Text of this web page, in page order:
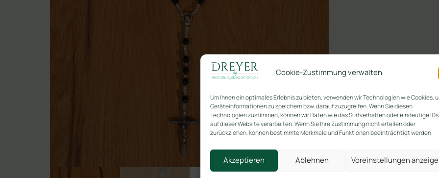
Cookie-Zustimmung verwalten
Um Ihnen ein optimales Erlebnis zu bieten, verwenden wir Technologien wie Cookies,
Geräteinformationen zu speichern bzw. darauf zuzugreifen. Wenn Sie diesen
Technologien zustimmen, können wir Daten wie das Surfverhalten oder eindeutige IDs
auf dieser Website verarbeiten. Wenn Sie Ihre Zustimmung nicht erteilen oder
zurückziehen, können bestimmte Merkmale und Funktionen beeinträchtigt werden.
Akzeptieren Ablehnen Voreinstellungen